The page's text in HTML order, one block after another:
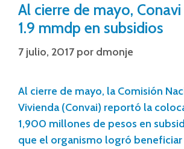
Al cierre de mayo,
1.9 mmdp en subsidios
7 julio, 2017 por dmonje
Al cierre de mayo, la Comisión
Vivienda (Convai) reportó la
1,900 millones de pesos en
que el organismo logró